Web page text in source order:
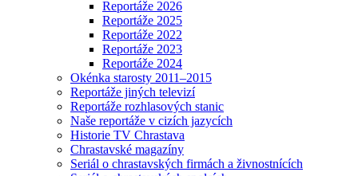
Reportáže 2026
Reportáže 2025
Reportáže 2022
Reportáže 2023
Reportáže 2024
Okénka starosty 2011–2015
Reportáže jiných televizí
Reportáže rozhlasových stanic
Naše reportáže v cizích jazycích
Historie TV Chrastava
Chrastavské magazíny
Seriál o chrastavských firmách a živnostnících